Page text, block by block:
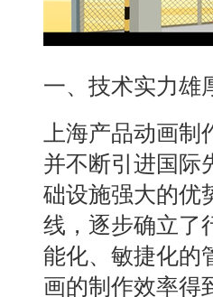
一、技术实力雄
上海产品动画
并不断引进国际
础设施强大的优
线，逐步确立了
能化、敏捷化的
画的制作效率得